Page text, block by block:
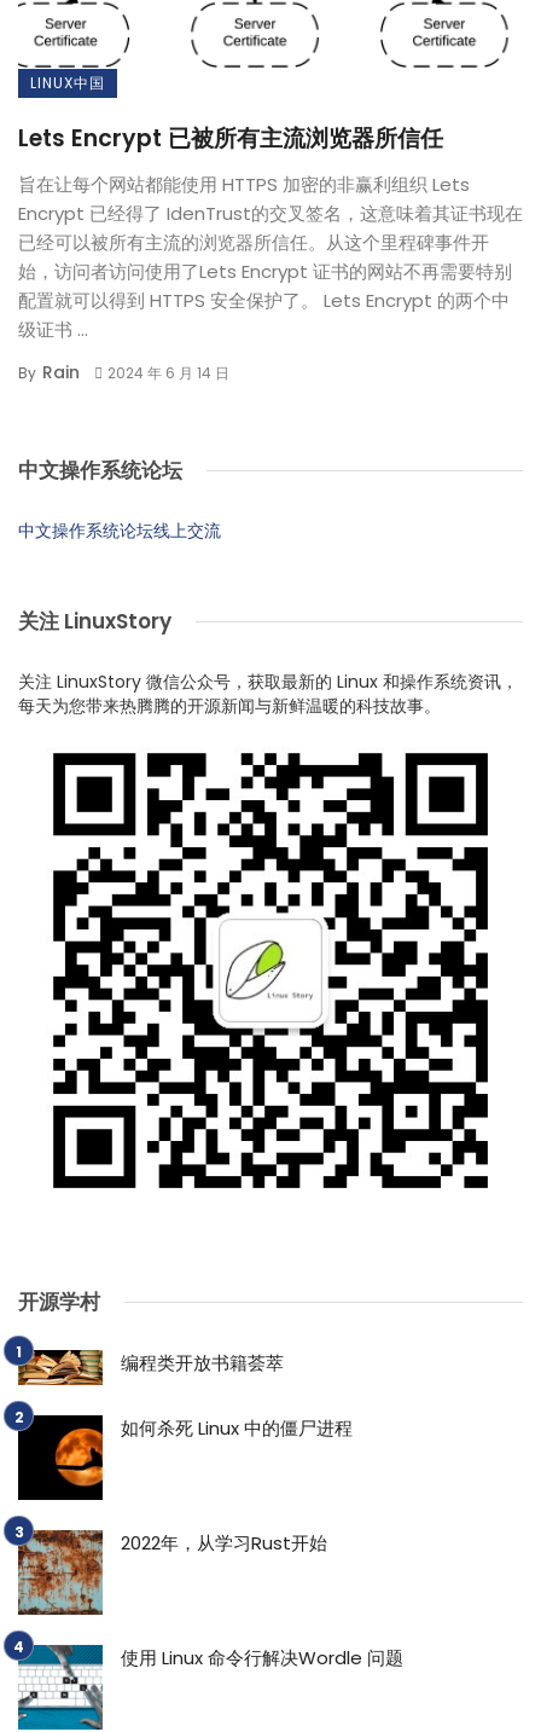
LINUX中国
Lets Encrypt 已被所有主流浏览器所信任
旨在让每个网站都能使用 HTTPS 加密的非赢利组织 Lets
Encrypt 已经得了 IdenTrust的交叉签名，这意味着其证书现在
已经可以被所有主流的浏览器所信任。从这个里程碑事件开
始，访问者访问使用了Lets Encrypt 证书的网站不再需要特别
配置就可以得到 HTTPS 安全保护了。 Lets Encrypt 的两个中
级证书 ...
By Rain 2024 年 6 月 14 日
中文操作系统论坛
中文操作系统论坛线上交流
关注 LinuxStory
关注 LinuxStory 微信公众号，获取最新的 Linux 和操作系统资讯，
每天为您带来热腾腾的开源新闻与新鲜温暖的科技故事。
开源学村
编程类开放书籍荟萃
如何杀死 Linux 中的僵尸进程
2022年，从学习Rust开始
使用 Linux 命令行解决Wordle 问题